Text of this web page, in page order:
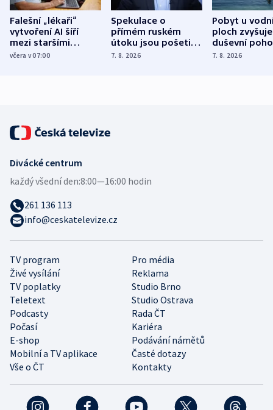
Falešní „lékaři“
vytvoření AI šíří
mezi staršími
Poláky nebezpečné
včera v 07:00
Spekulace o
přímém ruském
útoku jsou pošetilé,
míní estonský
7. 8. 2026
Pobyt u
ploch zvyšuje
duševní
ukázala
7. 8. 2026
TV program
Pro média
Živé vysílání
Reklama
TV poplatky
Studio Brno
Teletext
Studio Ostrava
Podcasty
Rada ČT
Počasí
Kariéra
E-shop
Podávání námětů
Mobilní a TV aplikace
Časté dotazy
Vše o ČT
Kontakty
Divácké centrum
každý všední den:8:00—16:00 hodin
261 136 113
info@ceskatelevize.cz